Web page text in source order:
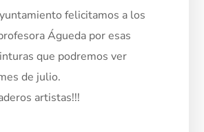
felicitamos a los
Águeda por esas
que podremos ver
de julio.
artistas!!!